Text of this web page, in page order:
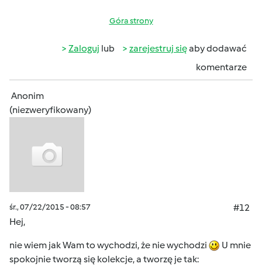
Góra strony
Zaloguj lub zarejestruj sięaby dodawać
komentarze
Anonim
(niezweryfikowany)
śr., 07/22/2015 - 08:57
#12
Hej,
nie wiem jak Wam to wychodzi, że nie wychodzi
U mnie
spokojnie tworzą się kolekcje, a tworzę je tak: